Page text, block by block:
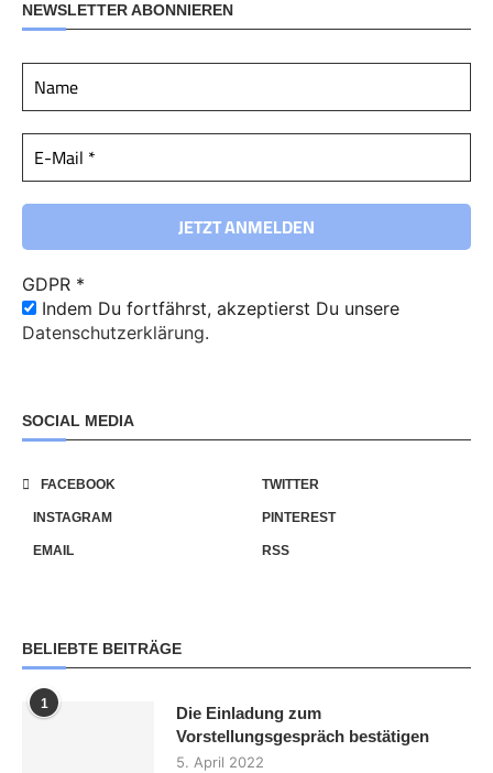
NEWSLETTER ABONNIEREN
GDPR *
Indem Du fortfährst, akzeptierst Du unsere
Datenschutzerklärung.
SOCIAL MEDIA
FACEBOOK TWITTER
INSTAGRAM PINTEREST
EMAIL RSS
BELIEBTE BEITRÄGE
1
Die Einladung zum
Vorstellungsgespräch bestätigen
5. April 2022